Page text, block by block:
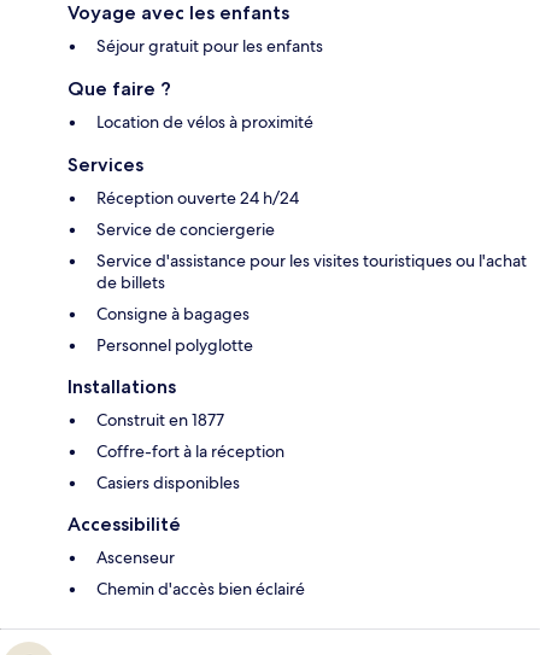
Voyage avec les enfants
Séjour gratuit pour les enfants
Que faire ?
Location de vélos à proximité
Services
Réception ouverte 24 h/24
Service de conciergerie
Service d'assistance pour les visites touristiques ou l'achat
de billets
Consigne à bagages
Personnel polyglotte
Installations
Construit en 1877
Coffre-fort à la réception
Casiers disponibles
Accessibilité
Ascenseur
Chemin d'accès bien éclairé